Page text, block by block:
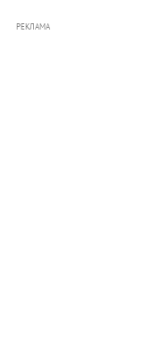
РЕКЛАМА